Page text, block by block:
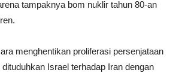
tampaknya bom nuklir tahun 80-an
menghentikan proliferasi persenjataan
Israel terhadap Iran dengan